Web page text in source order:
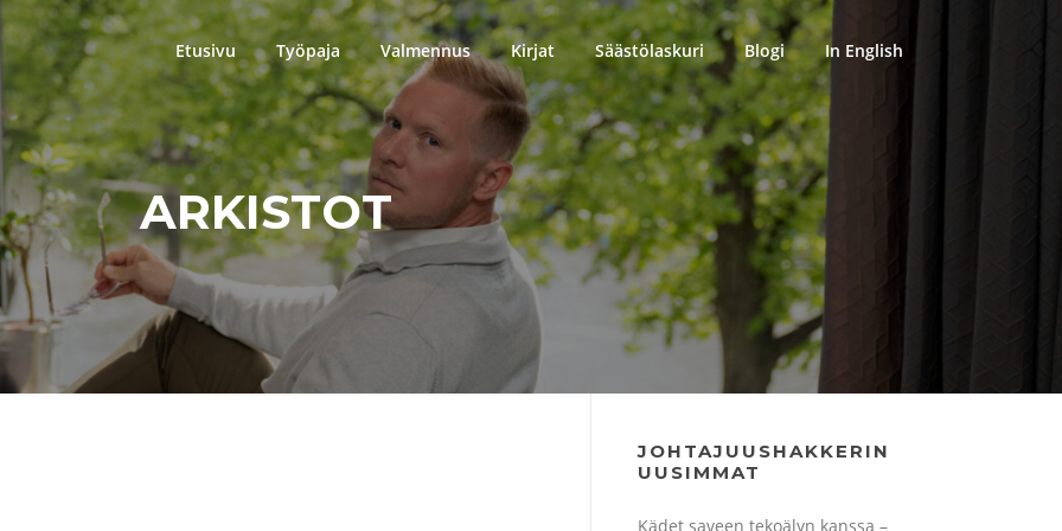
Etusivu Työpaja Valmennus Kirjat Säästölaskuri Blogi In English
ARKISTOT
JOHTAJUUSHAKKERIN
UUSIMMAT
Kädet saveen tekoälyn kanssa –